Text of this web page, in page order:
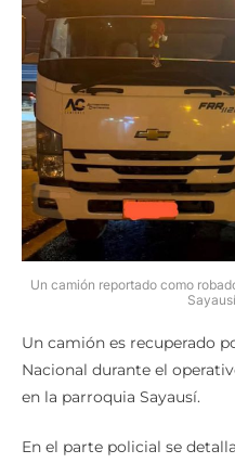
Un camión reportado como
Un camión es recuperado
Nacional durante el
en la parroquia Sayausí.
En el parte policial se